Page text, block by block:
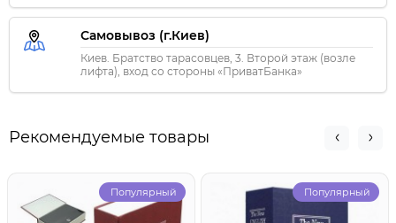
Самовывоз (г.Киев)
Киев. Братство тарасовцев, 3. Второй этаж (возле
лифта), вход со стороны «ПриватБанка»
Рекомендуемые товары
Популярный Популярный